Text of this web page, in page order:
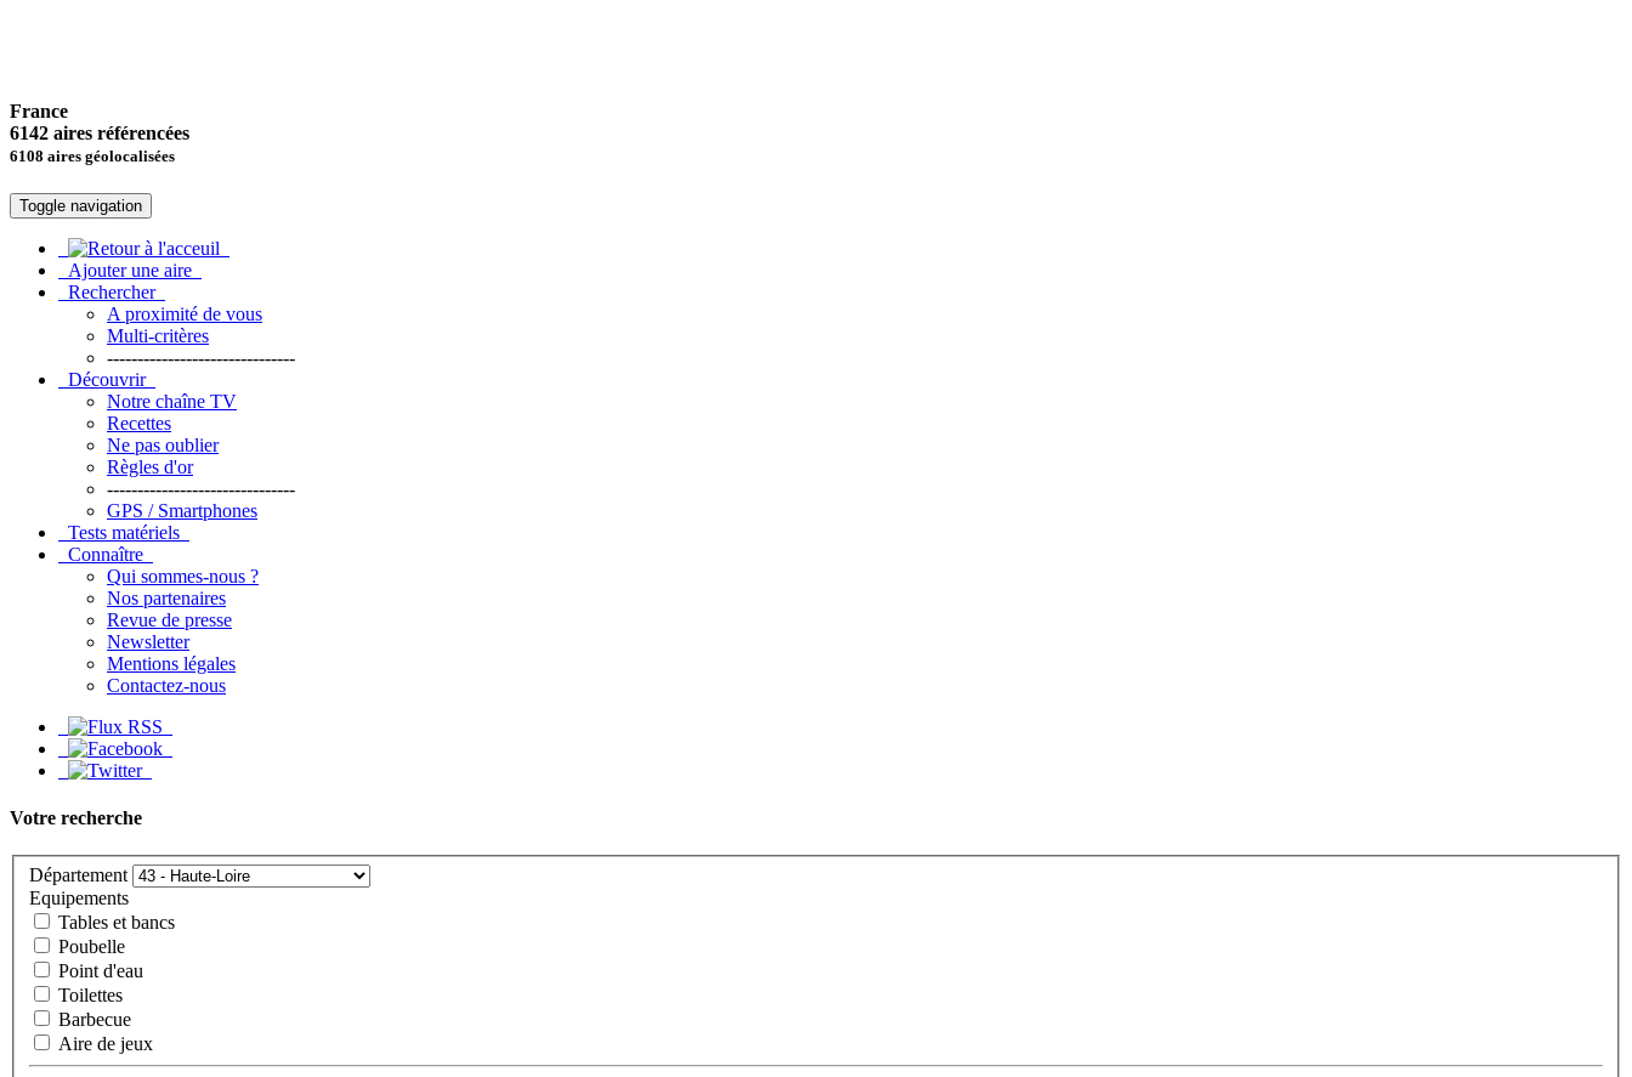
France
6142 aires référencées
6108 aires géolocalisées
Toggle navigation
Ajouter une aire
Rechercher
A proximité de vous
Multi-critères
-------------------------------
Découvrir
Notre chaîne TV
Recettes
Ne pas oublier
Règles d'or
-------------------------------
GPS / Smartphones
Tests matériels
Connaître
Qui sommes-nous ?
Nos partenaires
Revue de presse
Newsletter
Mentions légales
Contactez-nous
Votre recherche
Département
Equipements
Tables et bancs
Poubelle
Point d'eau
Toilettes
Barbecue
Aire de jeux